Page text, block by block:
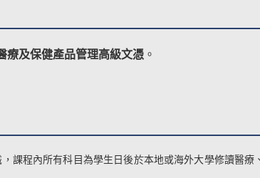
療及保健產品管理高級文憑。
課程內所有科目為學生日後於本地或海外大學修讀醫